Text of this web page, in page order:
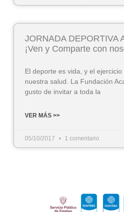
JORNADA DEPORTIVA
¡Ven y Comparte con
El deporte es vida, y el
nuestra salud. La Fundación
gusto de invitar a toda la
VER MÁS >>
05/10/2017 1 comentario